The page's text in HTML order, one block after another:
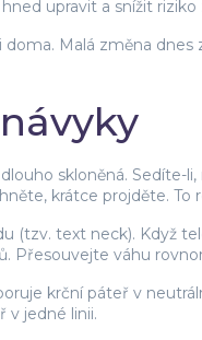
upravit a snížit riziko
Malá změna
skloněná. Sedíte-
krátce projděte. To
(tzv. text neck). Když
Přesouvejte váhu
krční páteř v
v jedné linii.